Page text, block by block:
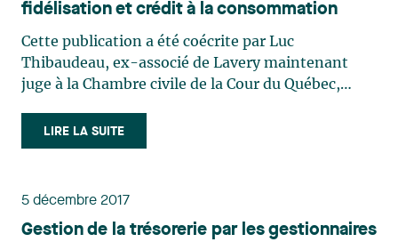
fidélisation et crédit à la consommation
Cette publication a été coécrite par Luc
Thibaudeau, ex-associé de Lavery maintenant
juge à la Chambre civile de la Cour du Québec,
de l’adoption, en novembre 2017, de la Loi visant
principalement à moderniser des règles relatives
LIRE LA SUITE
5 décembre 2017
Gestion de la trésorerie par les gestionnaires